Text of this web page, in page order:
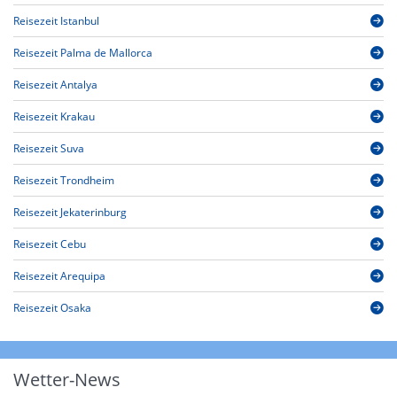
Reisezeit Istanbul
Reisezeit Palma de Mallorca
Reisezeit Antalya
Reisezeit Krakau
Reisezeit Suva
Reisezeit Trondheim
Reisezeit Jekaterinburg
Reisezeit Cebu
Reisezeit Arequipa
Reisezeit Osaka
Wetter-News